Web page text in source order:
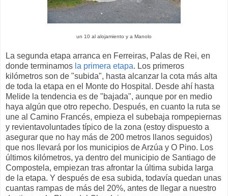
un 10 al alojamiento y a Manolo
La segunda etapa arranca en Ferreiras, Palas de Rei, en
donde terminamos la primera etapa. Los primeros
kilómetros son de "subida", hasta alcanzar la cota más alta
de toda la etapa en el Monte do Hospital. Desde ahí hasta
Melide la tendencia es de "bajada", aunque por en medio
haya algún que otro repecho. Después, en cuanto la ruta se
une al Camino Francés, empieza el subebaja rompepiernas
y revientavoluntades típico de la zona (estoy dispuesto a
asegurar que no hay más de 200 metros llanos seguidos)
que nos llevará por los municipios de Arzúa y O Pino. Los
últimos kilómetros, ya dentro del municipio de Santiago de
Compostela, empiezan tras afrontar la última subida larga
de la etapa. Y después de esa subida, todavía quedan unas
cuantas rampas de más del 20%, antes de llegar a nuestro